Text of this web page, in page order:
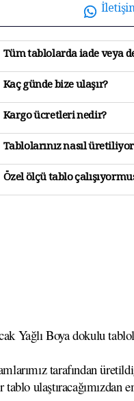
Tüm tablolarda iade veya
Kaç günde bize ulaşır?
Kargo ücretleri nedir?
Tablolarınız nasıl
Özel ölçü tablo
Yağlı Boya dokulu
tarafından
ulaştıracağımızdan